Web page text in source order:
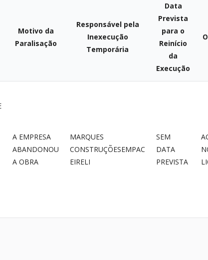
Motivo da
Paralisação
Responsável pela
Inexecução
Temporária
Data
Prevista
para o
Reinício
da
Execução
A EMPRESA
ABANDONOU
A OBRA
MARQUES
CONSTRUÇÕESEMPAC
EIRELI
SEM
DATA
PREVISTA